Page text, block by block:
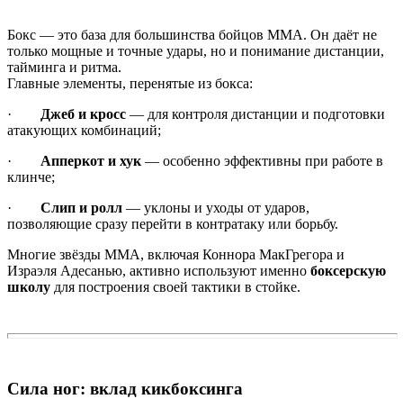
Бокс — это база для большинства бойцов ММА. Он даёт не
только мощные и точные удары, но и понимание дистанции,
тайминга и ритма.
Главные элементы, перенятые из бокса:
·
Джеб и кросс — для контроля дистанции и подготовки
атакующих комбинаций;
· Апперкот и хук — особенно эффективны при работе в
клинче;
· Слип и ролл — уклоны и уходы от ударов,
позволяющие сразу перейти в контратаку или борьбу.
Многие звёзды ММА, включая Коннора МакГрегора и
Израэля Адесанью, активно используют именно боксерскую
школу для построения своей тактики в стойке.
Сила ног: вклад кикбоксинга